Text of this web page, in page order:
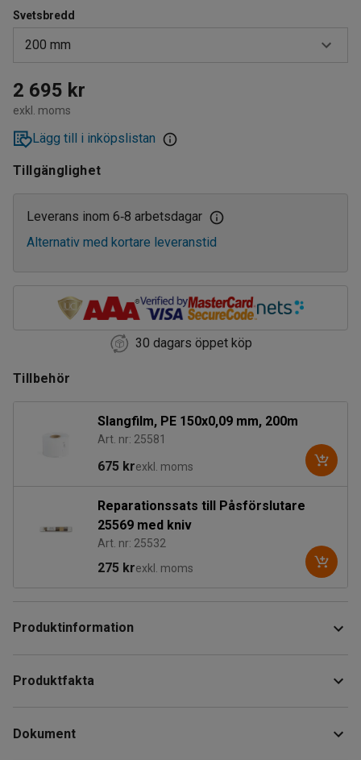
Svetsbredd
200 mm
200 mm
300 mm
400 mm
500 mm
2 695 kr
exkl. moms
Lägg till i inköpslistan
Tillgänglighet
Leverans inom 6‑8 arbetsdagar
Alternativ med kortare leveranstid
30 dagars öppet köp
Tillbehör
Slangfilm, PE 150x0,09 mm, 200m
Art. nr: 25581
675 krexkl. moms
Reparationssats till Påsförslutare
25569 med kniv
Art. nr: 25532
275 krexkl. moms
Produktinformation
smidigt oavsett om de är löspackade eller finns på slang.
påsen kan behöva anpassas.
Produktfakta
Bredd: 380
Dokument